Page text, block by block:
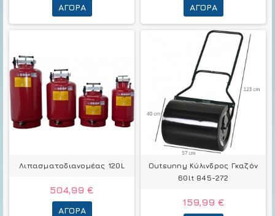
ΑΓΟΡΆ ΑΓΟΡΆ
Λιπασματοδιανομέας 120L
504,99 €
ΑΓΟΡΆ
Outsunny Κύλινδρος Γκαζόν
60lt 845-272
159,99 €